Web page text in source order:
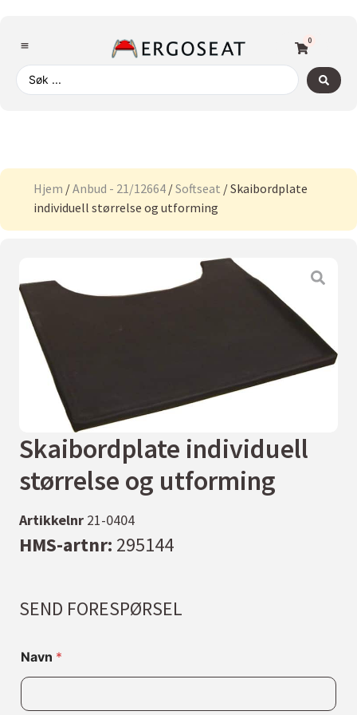
0
Hjem /Anbud - 21/12664 /Softseat / Skaibordplate
individuell størrelse og utforming
Skaibordplate individuell
størrelse og utforming
Artikkelnr 21-0404
HMS-artnr: 295144
SEND FORESPØRSEL
Navn *